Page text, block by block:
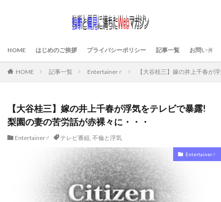
HOME はじめのご挨拶 プライバシーポリシー 記事一覧 お問い合わ
HOME 記事一覧 Entertainer♂ 【大谷桂三】嫁の井上千春が
【大谷桂三】嫁の井上千春が浮気をテレビで暴露!
梨園の妻の苦労話が赤裸々に・・・
Entertainer♂ テレビ番組, 不倫と浮気
Entertainer♂